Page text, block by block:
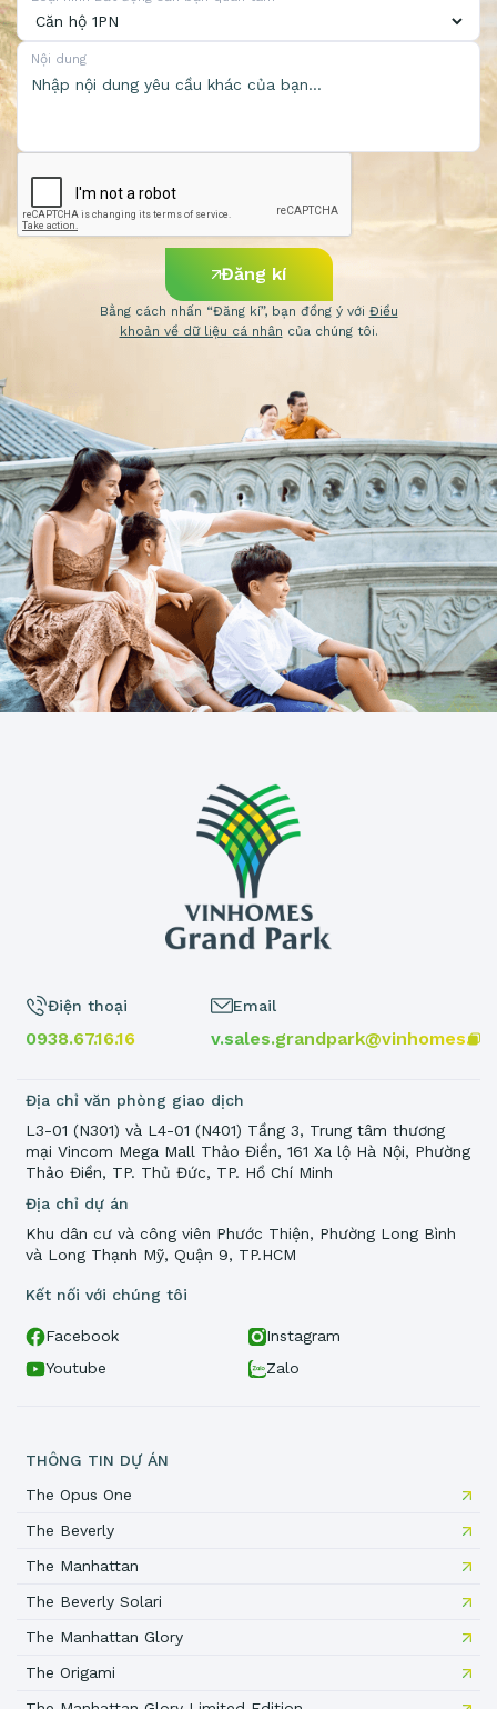
Nội dung
Bằng cách nhấn “Đăng kí”, bạn đồng ý với Điều
khoản về dữ liệu cá nhân của chúng tôi.
Đăng kí
Địa chỉ dự án
Khu dân cư và công viên Phước Thiện, Phường Long Bình
và Long Thạnh Mỹ, Quận 9, TP.HCM
Điện thoại
0938.67.16.16
Email
v.sales.grandpark@vinhomes.vn
Địa chỉ văn phòng giao dịch
L3-01 (N301) và L4-01 (N401) Tầng 3, Trung tâm thương
mại Vincom Mega Mall Thảo Điền, 161 Xa lộ Hà Nội, Phường
Thảo Điền, TP. Thủ Đức, TP. Hồ Chí Minh
Kết nối với chúng tôi
Facebook
Instagram
Youtube
Zalo
THÔNG TIN DỰ ÁN
The Opus One
The Beverly
The Manhattan
The Beverly Solari
The Manhattan Glory
The Origami